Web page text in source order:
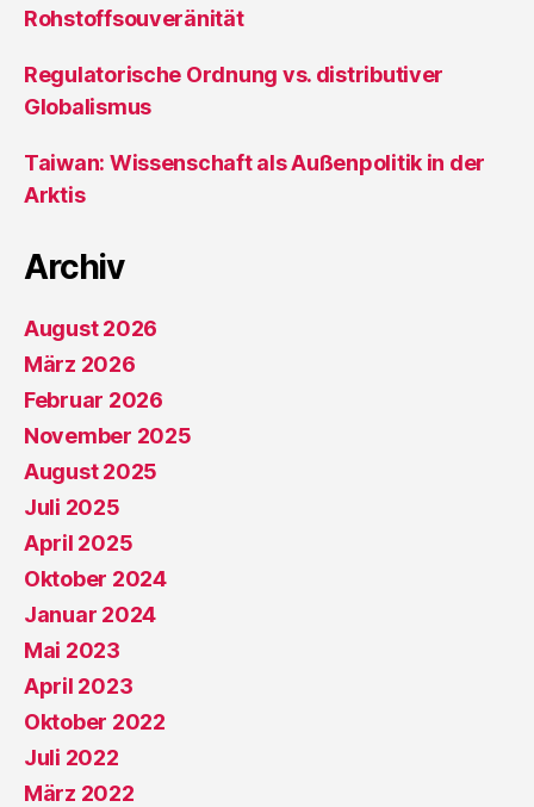
Rohstoffsouveränität
Regulatorische Ordnung vs. distributiver
Globalismus
Taiwan: Wissenschaft als Außenpolitik in der
Arktis
Archiv
August 2026
März 2026
Februar 2026
November 2025
August 2025
Juli 2025
April 2025
Oktober 2024
Januar 2024
Mai 2023
April 2023
Oktober 2022
Juli 2022
März 2022